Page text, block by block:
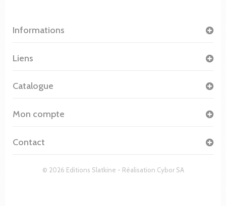
Informations
© 2026 Editions Slatkine - Réalisation Cybor SA
Liens
Catalogue
Mon compte
Contact